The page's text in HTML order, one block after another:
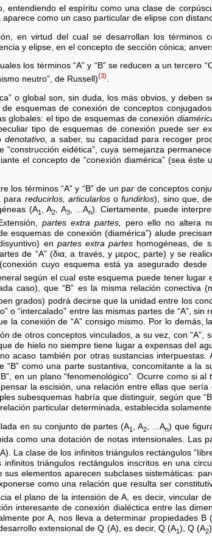
entendiendo el espíritu como una clase de
como un caso particular de elipse con
en virtud del cual se desarrollan los términos
y elipse, en el concepto de sección cónica;
los términos “A” y “B” se reducen a un tercero
neutro”, de Russell){3}
o global son, sin duda, los más obvios, y deben
esquemas de conexión de conceptos
globales: el tipo de esquemas de conexión
tipo de esquemas de conexión puede ser
denotativo, a saber, su capacidad para recoger
“construcción eidética”, cuya semejanza
el concepto de “conexión diamérica” (sea
los términos “A” y “B” de un par de conceptos
para reducirlos, articularlosofundirlos), sino que,
(A1 , A2, A3, ...An). Ciertamente, puede
partes extra partes,
pero ello no altera
esquemas de conexión (diamérica”) alude
en partes extra partes homogéneas, de
de “A” (δια, a través, y μερος, parte) y se
(conexión cuyo esquema está ya asegurado desde
según el cual este esquema puede tener
caso), que “B” es la misma relación conectiva
grados) podrá decirse que la unidad entre los
o “intercalado” entre las mismas partes de “A”,
la conexión de “A” consigo mismo. Por lo demás,
de otros conceptos vinculados, a su vez, con “A”,
de hielo no siempre tiene lugar a expensas del
acaso también por otras sustancias
“B” como una parte sustantiva, concomitante a la
en un plano “fenomenológico”. Ocurre como si
la escisión, una relación entre ellas que
subesquemas habría que distinguir, según que
particular determinada, establecida
en su conjunto de partes (A1 , A2 , ...An) que
como una dotación de notas intensionales. Las
La clase de los infinitos triángulos rectángulos
infinitos triángulos rectángulos inscritos en una
sus elementos aparecen subclases sistemáticas:
como una relación que resulta ser
el plano de la intensión de A, es decir, vincular
interesante de conexión dialéctica entre las
por A, nos lleva a determinar propiedades B (
extensional de Q (A), es decir, Q (A1), Q (A2